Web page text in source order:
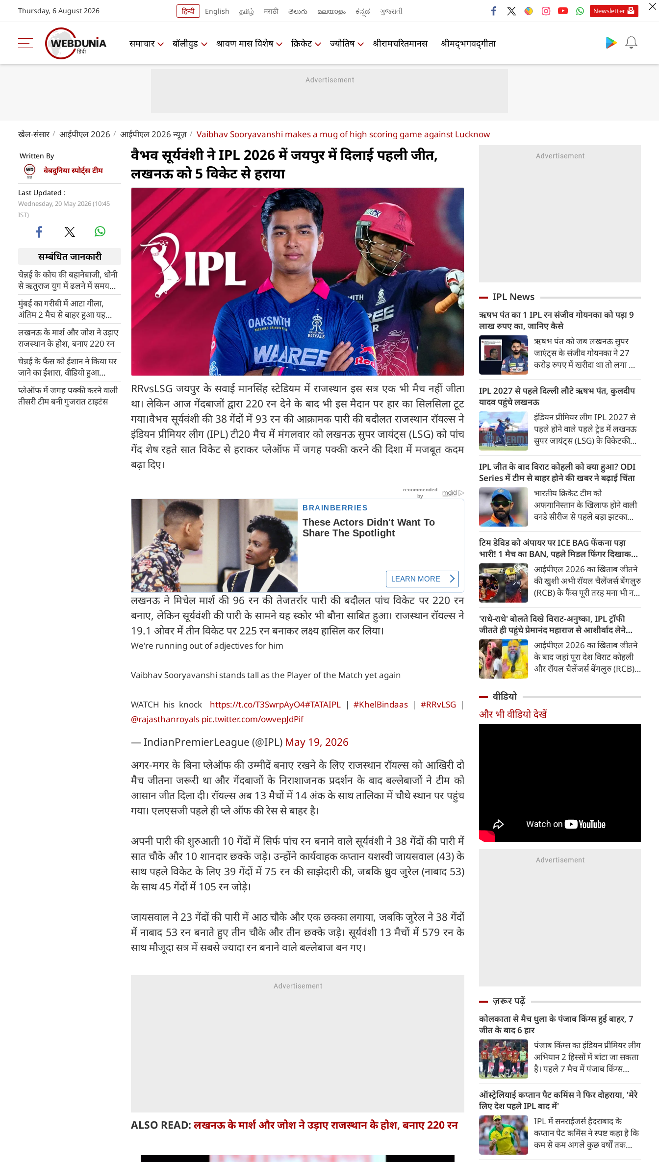
Thursday, 6 August 2026 हिन्दी English தமிழ் मराठी తెలుగు മലയാളം ಕನ್ನಡ ગુજરાતી Newsletter
समाचार बॉलीवुड श्रावण मास विशेष क्रिकेट ज्योतिष श्रीरामचरितमानस श्रीमद्‍भगवद्‍गीता
खेल-संसार आईपीएल 2026 आईपीएल 2026 न्यूज़ Vaibhav Sooryavanshi makes a mug of high scoring game against Lucknow
Written By
वेबदुनिया स्पोर्ट्स टीम
Last Updated :
Wednesday, 20 May 2026 (10:45
IST)
सम्बंधित जानकारी
चेन्नई के कोच की बहानेबाजी, धोनी
से ऋतुराज युग में ढलने में समय
लगेगा
मुंबई का गरीबी में आटा गीला,
अंतिम 2 मैच से बाहर हुआ यह
ओपनर और ऑलराउंडर
लखनऊ के मार्श और जोश ने उड़ाए
राजस्थान के होश, बनाए 220 रन
चेन्नई के फैंस को ईशान ने किया घर
जाने का ईशारा, वीडियो हुआ
वायरल
प्लेऑफ में जगह पक्की करने वाली
तीसरी टीम बनी गुजरात टाइटंस
वैभव सूर्यवंशी ने IPL 2026 में जयपुर में दिलाई पहली जीत,
लखनऊ को 5 विकेट से हराया
RRvsLSG जयपुर के सवाई मानसिंह स्टेडियम में राजस्थान इस सत्र एक भी मैच नहीं जीता
था। लेकिन आज गेंदबाजों द्वारा 220 रन देने के बाद भी इस मैदान पर हार का सिलसिला टूट
गया।वैभव सूर्यवंशी की 38 गेंदों में 93 रन की आक्रामक पारी की बदौलत राजस्थान रॉयल्स ने
इंडियन प्रीमियर लीग (IPL) टी20 मैच में मंगलवार को लखनऊ सुपर जायंट्स (LSG) को पांच
गेंद शेष रहते सात विकेट से हराकर प्लेऑफ में जगह पक्की करने की दिशा में मजबूत कदम
बढ़ा दिए।
लखनऊ ने मिचेल मार्श की 96 रन की तेजतर्रार पारी की बदौलत पांच विकेट पर 220 रन
बनाए, लेकिन सूर्यवंशी की पारी के सामने यह स्कोर भी बौना साबित हुआ। राजस्थान रॉयल्स ने
19.1 ओवर में तीन विकेट पर 225 रन बनाकर लक्ष्य हासिल कर लिया।
We're running out of adjectives for him
Vaibhav Sooryavanshi stands tall as the Player of the Match yet again
WATCH his knock https://t.co/T3SwrpAyO4#TATAIPL |#KhelBindaas | #RRvLSG|
@rajasthanroyals pic.twitter.com/owvepJdPif
— IndianPremierLeague (@IPL) May 19, 2026
अगर-मगर के बिना प्लेऑफ की उम्मीदें बनाए रखने के लिए राजस्थान रॉयल्स को आखिरी दो
मैच जीतना जरूरी था और गेंदबाजों के निराशाजनक प्रदर्शन के बाद बल्लेबाजों ने टीम को
आसान जीत दिला दी। रॉयल्स अब 13 मैचों में 14 अंक के साथ तालिका में चौथे स्थान पर पहुंच
गया। एलएसजी पहले ही प्ले ऑफ की रेस से बाहर है।
अपनी पारी की शुरुआती 10 गेंदों में सिर्फ पांच रन बनाने वाले सूर्यवंशी ने 38 गेंदों की पारी में
सात चौके और 10 शानदार छक्के जड़े। उन्होंने कार्यवाहक कप्तान यशस्वी जायसवाल (43) के
साथ पहले विकेट के लिए 39 गेंदों में 75 रन की साझेदारी की, जबकि ध्रुव जुरेल (नाबाद 53)
के साथ 45 गेंदों में 105 रन जोड़े।
जायसवाल ने 23 गेंदों की पारी में आठ चौके और एक छक्का लगाया, जबकि जुरेल ने 38 गेंदों
में नाबाद 53 रन बनाते हुए तीन चौके और तीन छक्के जड़े। सूर्यवंशी 13 मैचों में 579 रन के
साथ मौजूदा सत्र में सबसे ज्यादा रन बनाने वाले बल्लेबाज बन गए।
ALSO READ: लखनऊ के मार्श और जोश ने उड़ाए राजस्थान के होश, बनाए 220 रन
IPL News
ऋषभ पंत का 1 IPL रन संजीव गोयनका को पड़ा 9
लाख रुपए का, जानिए कैसे
ऋषभ पंत को जब लखनऊ सुपर
जाएंट्स के संजीव गोयनका ने 27
करोड़ रुपए में खरीदा था तो लगा था
पहुंचाएंग लेकिन उनका खुदका बल्ला
इतना शांत रहा कि लखनऊ गहराई में
पहुंच गई।
IPL 2027 से पहले दिल्ली लौटे ऋषभ पंत, कुलदीप
यादव पहुंचे लखनऊ
इंडियन प्रीमियर लीग IPL 2027 से
पहले होने वाले पहले ट्रेड में लखनऊ
सुपर जायंट्स (LSG) के विकेटकीपर-
पुरानी फ़्रैंचाइजी दिल्ली कैपिटल्स
(DC) को वापस भेजने और बदले में
भारत के स्पिनर कुलदीप यादव को
अपनी टीम में शामिल करने की तैयारी
पूरी हो गई है। ट्रेड के तहत रवींद्र
जाडेजा के बाद पंत दूसरे बड़े खिलाड़ी
होंगे जिनकी सैलरी कम होगी।
IPL जीत के बाद विराट कोहली को क्या हुआ? ODI
Series में टीम से बाहर होने की खबर ने बढ़ाई चिंता
भारतीय क्रिकेट टीम को
अफगानिस्तान के खिलाफ होने वाली
वनडे सीरीज से पहले बड़ा झटका
स्टार बल्लेबाज विराट कोहली
हैमस्ट्रिंग चोट के चलते पूरी सीरीज से
बाहर हो गए हैं। यह सीरीज 13 जून
से धर्मशाला में शुरू होने जा रही है,
लेकिन उससे पहले कोहली की
अनुपस्थिति ने टीम मैनेजमेंट की
चिंताएं बढ़ा दी हैं।
टिम डेविड को अंपायर पर ICE BAG फेंकना पड़ा
भारी! 1 मैच का BAN, पहले मिडल फिंगर दिखाकर
भी फंसे थे
आईपीएल 2026 का खिताब जीतने
की खुशी अभी रॉयल चैलेंजर्स बेंगलुरु
(RCB) के फैंस पूरी तरह मना भी नहीं
खबर सामने आ गई। RCB के
विस्फोटक बल्लेबाज टिम डेविड
(Tim David) को IPL Code of
Conduct का उल्लंघन करना भारी
पड़ गया है। फाइनल मुकाबले के
दौरान की गई एक हरकत की वजह से
गया है, बल्कि अगले सीजन के पहले
मैच से भी बाहर कर दिया गया है।
'राधे-राधे' बोलते दिखे विराट-अनुष्का, IPL ट्रॉफी
जीतते ही पहुंचे प्रेमानंद महाराज से आशीर्वाद लेने
[VIDEO]
आईपीएल 2026 का खिताब जीतने
के बाद जहां पूरा देश विराट कोहली
और रॉयल चैलेंजर्स बेंगलुरु (RCB)
आध्यात्मिक राह को चुना। ट्रॉफी
जीतने के कुछ ही समय बाद दोनों
वीडियो
और भी वीडियो देखें
ज़रूर पढ़ें
कोलकाता से मैच धुला के पंजाब किंग्स हुई बाहर, 7
जीत के बाद 6 हार
पंजाब किंग्स का इंडियन प्रीमियर लीग
अभियान 2 हिस्सों में बांटा जा सकता
है। पहले 7 मैच में पंजाब किंग्स
उसे हार का सामना करना पड़ा इसके
बाद अंतिम मैच वह जरूर जीती
लेकिन तब तक उसकी किस्मत
लखनऊ के हाथ लिखी गई थी।
ऑस्ट्रेलियाई कप्तान पैट कमिंस ने फिर दोहराया, 'मेरे
लिए देश पहले IPL बाद में'
IPL में सनराईजर्स हैदराबाद के
कप्तान पैट कमिंस ने स्पष्ट कहा है कि
कम से कम अगले कुछ वर्षों तक